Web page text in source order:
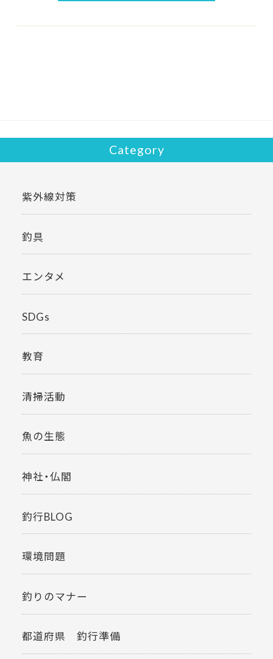
Category
紫外線対策
釣具
エンタメ
SDGs
教育
清掃活動
魚の生態
神社・仏閣
釣行BLOG
環境問題
釣りのマナー
都道府県 釣行準備